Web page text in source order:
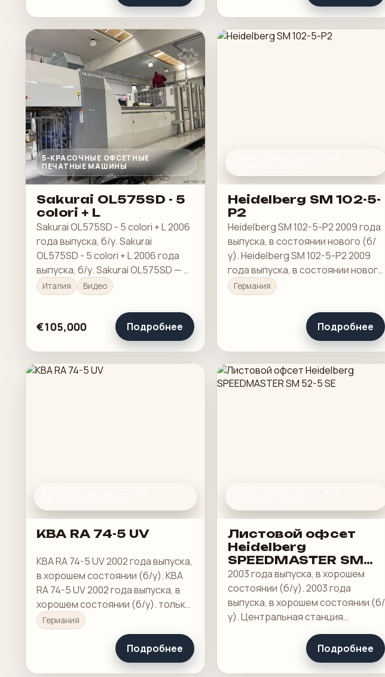
5-КРАСОЧНЫЕ ОФСЕТНЫЕ
ПЕЧАТНЫЕ МАШИНЫ
Sakurai OL575SD - 5
colori + L
Sakurai OL575SD - 5 colori + L 2006
года выпуска, б/у. Sakurai
OL575SD - 5 colori + L 2006 года
выпуска, б/у. Sakurai OL575SD — 5
цветов + устройство для
нанесения покрытий Год: 2006
Италия Видео
€105,000 Подробнее
Heidelberg SM 102-5-
P2
Heidelberg SM 102-5-P2 2009 года
выпуска, в состоянии нового (б/
у). Heidelberg SM 102-5-P2 2009
года выпуска, в состоянии нового
(б/у). Прибл. 240 миллионов
показов, двусторонняя печать
1/4 или прямая печать 5/0
Германия
Подробнее
KBA RA 74-5 UV
KBA RA 74-5 UV 2002 года выпуска,
в хорошем состоянии (б/у). KBA
RA 74-5 UV 2002 года выпуска, в
хорошем состоянии (б/у). только
ок. 72 миллиона показов, Панель
управления ERGOTRONIC с
контролем чернил Colortronic,
Германия
Подробнее
Листовой офсет
Heidelberg
SPEEDMASTER SM
52-5 SE
2003 года выпуска, в хорошем
состоянии (б/у). 2003 года
выпуска, в хорошем состоянии (б/
у). Центральная станция
управления Prinect Classic
Heidelberg Autoplate (система
автоматической смены пластин)
Подробнее